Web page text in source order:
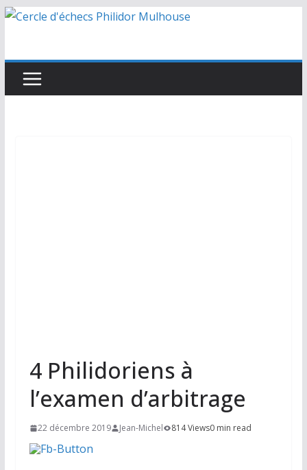
Passer
4 Philidoriens à
l’examen d’arbitrage
22 décembre 2019 Jean-Michel 814 Views0 min read